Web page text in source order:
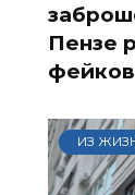
Пензе
ИЗ